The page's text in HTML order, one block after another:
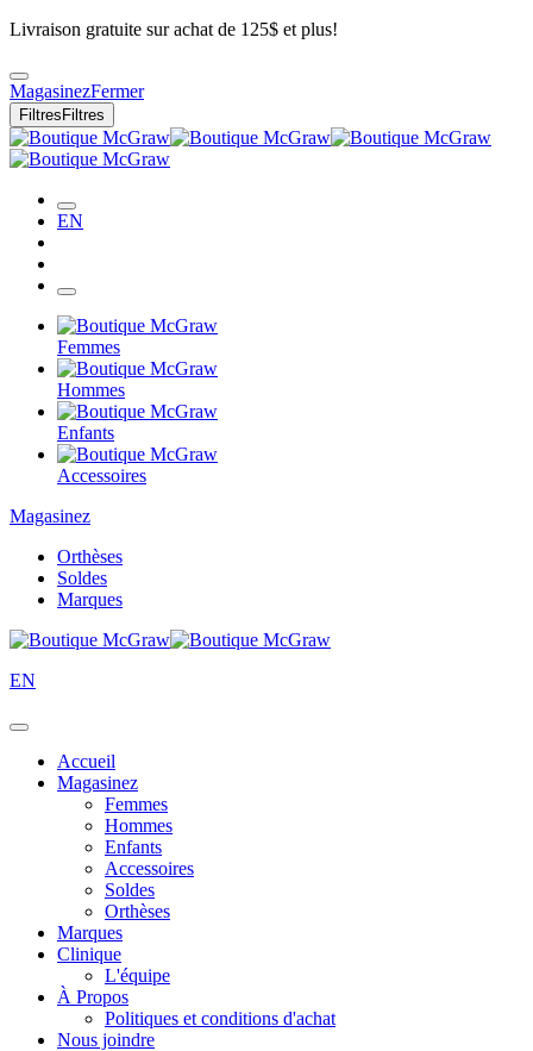
Livraison gratuite sur achat de 125$ et plus!
MagasinezFermer
Filtres Filtres
EN
Femmes
Hommes
Enfants
Accessoires
Magasinez
Orthèses
Soldes
Marques
EN
Accueil
Magasinez
Femmes
Hommes
Enfants
Accessoires
Soldes
Orthèses
Marques
Clinique
L'équipe
À Propos
Politiques et conditions d'achat
Nous joindre